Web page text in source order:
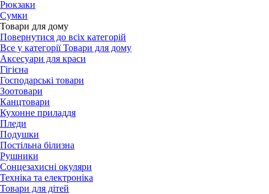
Рюкзаки
Сумки
Товари для дому
Повернутися до всіх категорій
Все у категорії Товари для дому
Аксесуари для краси
Гігієна
Господарські товари
Зоотовари
Канцтовари
Кухонне приладдя
Пледи
Подушки
Постільна білизна
Рушники
Сонцезахисні окуляри
Техніка та електроніка
Товари для дітей